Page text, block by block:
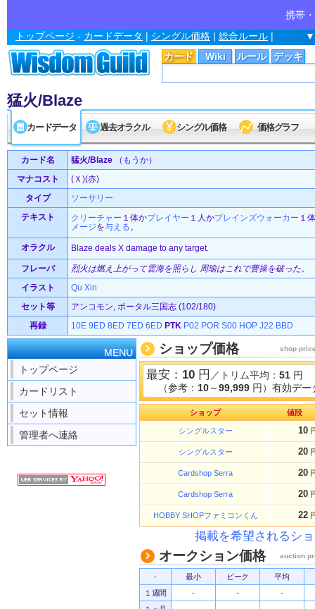
携帯
カード Wiki ルール デッキ
トップページ - カードデータ | シングル価格 | 総合ルール |
猛火/Blaze
カードデータ 過去オラクル シングル価格 価格グラフ
カード名 猛火/Blaze （もうか）
マナコスト
(Ｘ)(赤)
タイプ
ソーサリー
テキスト
クリーチャー １体かプレイヤー １人かプレインズウォーカー １
メージを与える。
オラクル Blaze deals X damage to any target.
フレーバ
烈火は燃え上がって雲海を照らし 周瑜はこれで曹操を破った。
イラスト
Qu Xin
セット等
アンコモン, ポータル三国志 (102/180)
再録
10E 9ED 8ED 7ED 6ED PTK P02 POR S00 HOP J22 BBD
MENU
トップページ
カードリスト
セット情報
管理者へ連絡
ショップ価格 shop
最安： 10 円 ／トリム平均： 51 円
（参考： 10～99,999 円）有効デ
ショップ 値段
シングルスター 10
シングルスター 20
Cardshop Serra 20
Cardshop Serra 20
HOBBY SHOPファミコンくん 22
掲載を希望されるシ
オークション価格 auction
- 最小 ピーク
平均
１週間
- -
-